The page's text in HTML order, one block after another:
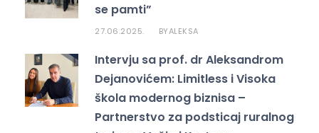
se pamti”
27.06.2025. BYALEKSA
Intervju sa prof. dr Aleksandrom
Dejanovićem: Limitless i Visoka
škola modernog biznisa –
Partnerstvo za podsticaj ruralnog